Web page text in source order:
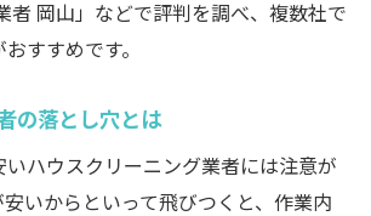
者 岡山」などで評判を調べ、複数社で
すすめです。
の落とし穴とは
ハウスクリーニング業者には注意が
いからといって飛びつくと、作業内